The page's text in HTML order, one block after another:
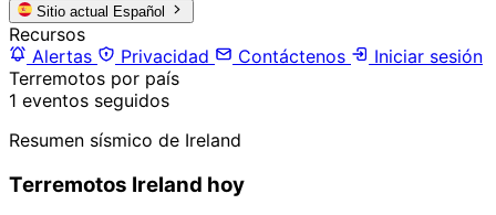
Sitio actual Español
Recursos
Alertas
Privacidad Contáctenos
Iniciar sesión
Terremotos por país
1 eventos seguidos
Resumen sísmico de Ireland
Terremotos Ireland hoy